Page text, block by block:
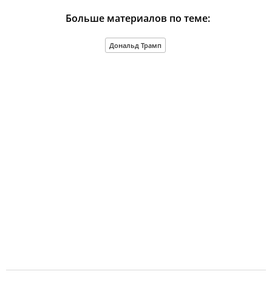
Больше материалов по теме:
Дональд Трамп